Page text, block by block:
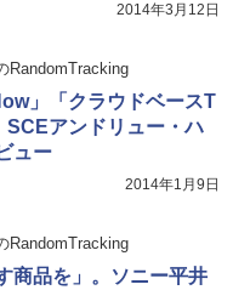
2014年3月12日
RandomTracking
」「クラウドベースT
SCEアンドリュー・ハ
ュー
2014年1月9日
RandomTracking
商品を」。ソニー平井